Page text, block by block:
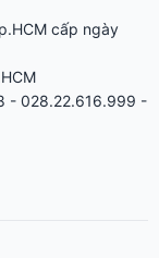
cấp ngày
- 028.22.616.999 -